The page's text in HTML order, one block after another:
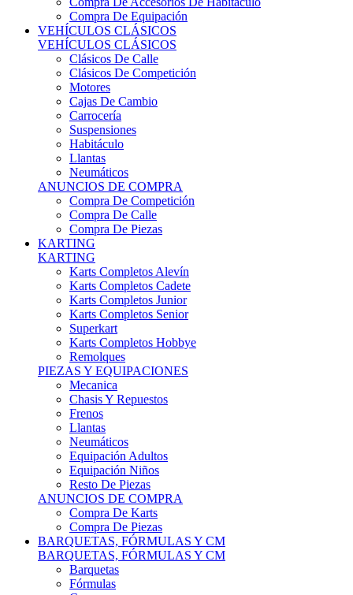
VEHÍCULOS CLÁSICOS
VEHÍCULOS CLÁSICOS
Clásicos De Calle
Clásicos De Competición
Motores
Cajas De Cambio
Carrocería
Suspensiones
Habitáculo
Llantas
Neumáticos
ANUNCIOS DE COMPRA
Compra De Competición
Compra De Calle
Compra De Piezas
KARTING
KARTING
Karts Completos Alevín
Karts Completos Cadete
Karts Completos Junior
Karts Completos Senior
Superkart
Karts Completos Hobbye
Remolques
PIEZAS Y EQUIPACIONES
Mecanica
Chasis Y Repuestos
Frenos
Llantas
Neumáticos
Equipación Adultos
Equipación Niños
Resto De Piezas
ANUNCIOS DE COMPRA
Compra De Karts
Compra De Piezas
BARQUETAS, FÓRMULAS Y CM
BARQUETAS, FÓRMULAS Y CM
Barquetas
Fórmulas
Cm
Prototipos